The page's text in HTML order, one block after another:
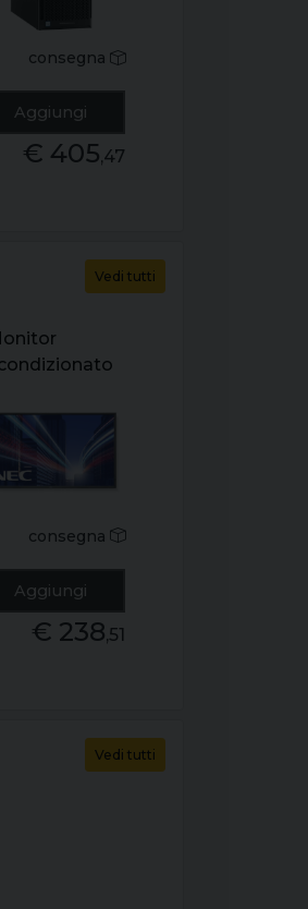
no hdd
-
grado
consegna
Aggiungi
€ 405,47
Vedi tutti
55"
16:9
hdmi.
b+
consegna
Aggiungi
€ 238,51
Vedi tutti